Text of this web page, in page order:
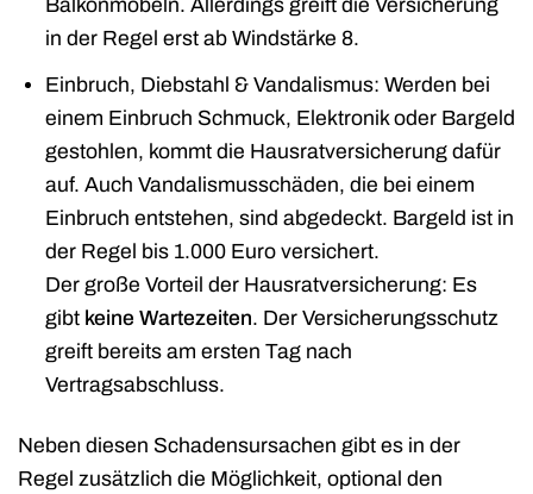
Balkonmöbeln. Allerdings greift die Versicherung
in der Regel erst ab Windstärke 8.
Einbruch, Diebstahl & Vandalismus: Werden bei
einem Einbruch Schmuck, Elektronik oder Bargeld
gestohlen, kommt die Hausratversicherung dafür
auf. Auch Vandalismusschäden, die bei einem
Einbruch entstehen, sind abgedeckt. Bargeld ist in
der Regel bis 1.000 Euro versichert.
Der große Vorteil der Hausratversicherung: Es
gibt keine Wartezeiten. Der Versicherungsschutz
greift bereits am ersten Tag nach
Vertragsabschluss.
Neben diesen Schadensursachen gibt es in der
Regel zusätzlich die Möglichkeit, optional den